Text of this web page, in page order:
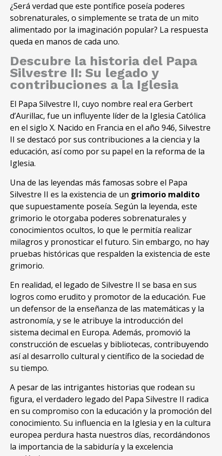
¿Será verdad que este pontífice poseía poderes
sobrenaturales, o simplemente se trata de un mito
alimentado por la imaginación popular? La respuesta
queda en manos de cada uno.
Descubre la historia del Papa
Silvestre II: Su legado y
contribuciones a la Iglesia
El Papa Silvestre II, cuyo nombre real era Gerbert
d’Aurillac, fue un influyente líder de la Iglesia Católica
en el siglo X. Nacido en Francia en el año 946, Silvestre
II se destacó por sus contribuciones a la ciencia y la
educación, así como por su papel en la reforma de la
Iglesia.
Una de las leyendas más famosas sobre el Papa
Silvestre II es la existencia de un grimorio maldito
que supuestamente poseía. Según la leyenda, este
grimorio le otorgaba poderes sobrenaturales y
conocimientos ocultos, lo que le permitía realizar
milagros y pronosticar el futuro. Sin embargo, no hay
pruebas históricas que respalden la existencia de este
grimorio.
En realidad, el legado de Silvestre II se basa en sus
logros como erudito y promotor de la educación. Fue
un defensor de la enseñanza de las matemáticas y la
astronomía, y se le atribuye la introducción del
sistema decimal en Europa. Además, promovió la
construcción de escuelas y bibliotecas, contribuyendo
así al desarrollo cultural y científico de la sociedad de
su tiempo.
A pesar de las intrigantes historias que rodean su
figura, el verdadero legado del Papa Silvestre II radica
en su compromiso con la educación y la promoción del
conocimiento. Su influencia en la Iglesia y en la cultura
europea perdura hasta nuestros días, recordándonos
la importancia de la sabiduría y la excelencia